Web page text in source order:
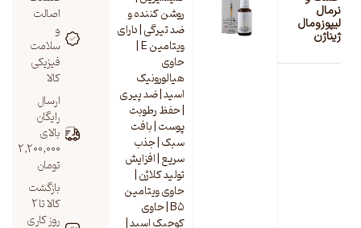
نرمال
لیپوزومال
ژیناژن
روشن کننده و
ضد تیرگی | دارای
ویتامین E |
حاوی
هیالورونیک
اسید | ضد پیری
| حفظ رطوبت
پوست | بافت
سبک | جذب
سریع | افزایش
تولید کلاژن |
حاوی ویتامین
B۵ | حاوی
کوجیک اسید |
اصالت
و
سلامت
فیزیکی
کالا
ارسال
رایگان
بالای
2,200,000
تومان
بازگشت
کالا تا 2
روز کاری